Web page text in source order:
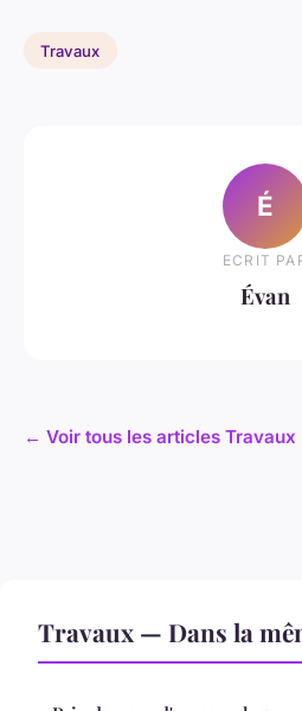
Travaux
É
ECRIT
Évan
← Voir tous les articles Travaux
Travaux — Dans la